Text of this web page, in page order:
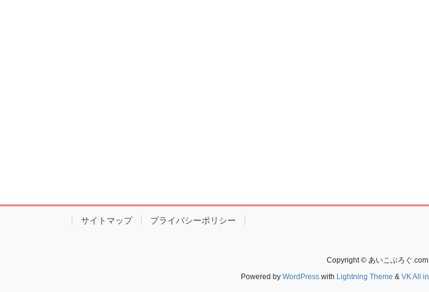
サイトマップ プライバシーポリシー
Copyright © あいこぶろぐ
Powered by WordPress with Lightning Theme & VK All